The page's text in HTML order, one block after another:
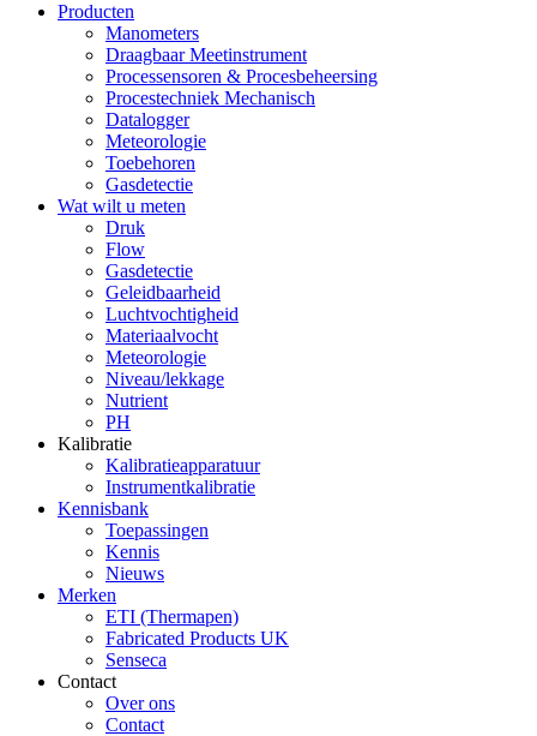
Producten
Manometers
Draagbaar Meetinstrument
Processensoren & Procesbeheersing
Procestechniek Mechanisch
Datalogger
Meteorologie
Toebehoren
Gasdetectie
Wat wilt u meten
Druk
Flow
Gasdetectie
Geleidbaarheid
Luchtvochtigheid
Materiaalvocht
Meteorologie
Niveau/lekkage
Nutrient
PH
Kalibratie
Kalibratieapparatuur
Instrumentkalibratie
Kennisbank
Toepassingen
Kennis
Nieuws
Merken
ETI (Thermapen)
Fabricated Products UK
Senseca
Contact
Over ons
Contact